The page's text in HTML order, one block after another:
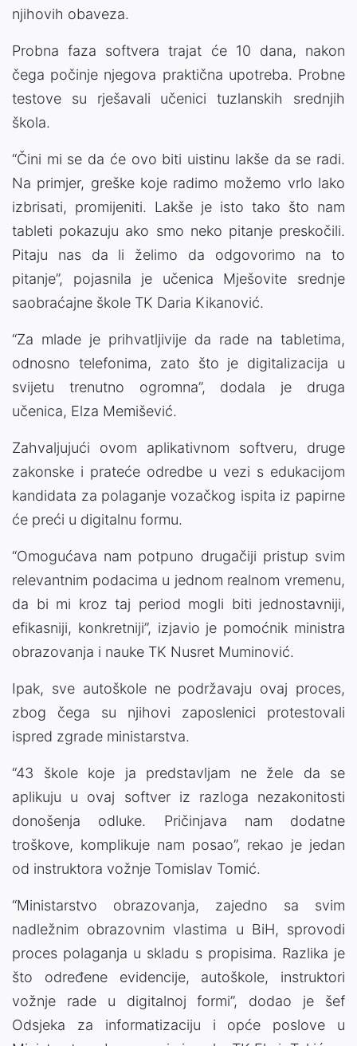
njihovih obaveza.
Probna faza softvera trajat će 10 dana, nakon
čega počinje njegova praktična upotreba. Probne
testove su rješavali učenici tuzlanskih srednjih
škola.
“Čini mi se da će ovo biti uistinu lakše da se radi.
Na primjer, greške koje radimo možemo vrlo lako
izbrisati, promijeniti. Lakše je isto tako što nam
tableti pokazuju ako smo neko pitanje preskočili.
Pitaju nas da li želimo da odgovorimo na to
pitanje”, pojasnila je učenica Mješovite srednje
saobraćajne škole TK Daria Kikanović.
“Za mlade je prihvatljivije da rade na tabletima,
odnosno telefonima, zato što je digitalizacija u
svijetu trenutno ogromna”, dodala je druga
učenica, Elza Memišević.
Zahvaljujući ovom aplikativnom softveru, druge
zakonske i prateće odredbe u vezi s edukacijom
kandidata za polaganje vozačkog ispita iz papirne
će preći u digitalnu formu.
“Omogućava nam potpuno drugačiji pristup svim
relevantnim podacima u jednom realnom vremenu,
da bi mi kroz taj period mogli biti jednostavniji,
efikasniji, konkretniji”, izjavio je pomoćnik ministra
obrazovanja i nauke TK Nusret Muminović.
Ipak, sve autoškole ne podržavaju ovaj proces,
zbog čega su njihovi zaposlenici protestovali
ispred zgrade ministarstva.
“43 škole koje ja predstavljam ne žele da se
aplikuju u ovaj softver iz razloga nezakonitosti
donošenja odluke. Pričinjava nam dodatne
troškove, komplikuje nam posao”, rekao je jedan
od instruktora vožnje Tomislav Tomić.
“Ministarstvo obrazovanja, zajedno sa svim
nadležnim obrazovnim vlastima u BiH, sprovodi
proces polaganja u skladu s propisima. Razlika je
što određene evidencije, autoškole, instruktori
vožnje rade u digitalnoj formi”, dodao je šef
Odsjeka za informatizaciju i opće poslove u